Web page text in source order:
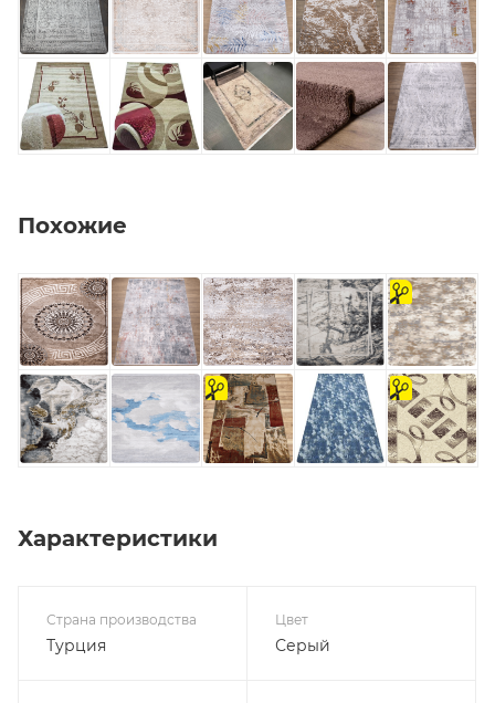
Похожие
на
отрез
на
отрез
на
отрез
Характеристики
Страна производства
Турция
Цвет
Серый